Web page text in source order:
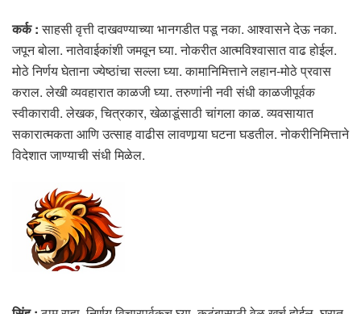
कर्क :साहसी वृत्ती दाखवण्याच्या भानगडीत पडू नका. आश्वासने देऊ नका.
जपून बोला. नातेवाईकांशी जमवून घ्या. नोकरीत आत्मविश्वासात वाढ होईल.
मोठे निर्णय घेताना ज्येष्ठांचा सल्ला घ्या. कामानिमित्ताने लहान-मोठे प्रवास
कराल. लेखी व्यवहारात काळजी घ्या. तरुणांनी नवी संधी काळजीपूर्वक
स्वीकारावी. लेखक, चित्रकार, खेळाडूंसाठी चांगला काळ. व्यवसायात
सकारात्मकता आणि उत्साह वाढीस लावणार्‍या घटना घडतील. नोकरीनिमित्ताने
विदेशात जाण्याची संधी मिळेल.